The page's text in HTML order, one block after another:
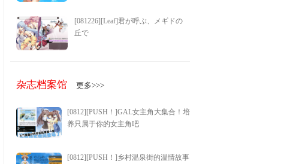
[081226][Leaf]君が呼ぶ、メギドの
丘で
杂志档案馆 更多>>>
[0812][PUSH！]GAL女主角大集合！培
养只属于你的女主角吧
[0812][PUSH！]乡村温泉街的温情故事